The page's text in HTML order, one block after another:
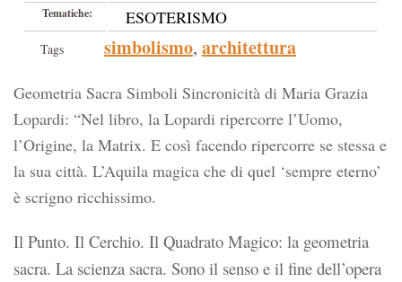
Tematiche: ESOTERISMO
Tags simbolismo, architettura
Geometria Sacra Simboli Sincronicità di Maria Grazia
Lopardi: “Nel libro, la Lopardi ripercorre l’Uomo,
l’Origine, la Matrix. E così facendo ripercorre se stessa e
la sua città. L’Aquila magica che di quel ‘sempre eterno’
è scrigno ricchissimo.
Il Punto. Il Cerchio. Il Quadrato Magico: la geometria
sacra. La scienza sacra. Sono il senso e il fine dell’opera